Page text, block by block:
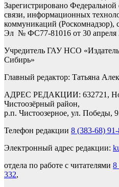
Зарегистрировано
связи, информационных
коммуникаций (Роскомнадзор),
Эл № ФС77-81016 от 30 апреля
Учредитель ГАУ НСО
Сибирь»
Главный редактор: Татьяна
АДРЕС РЕДАКЦИИ: 632721,
Чистоозёрный район,
р.п. Чистоозерное, ул. Победы,
Телефон редакции 8 (383-68) 91-
Электронный адрес редакции:
отдела по работе с читателями 8
332,